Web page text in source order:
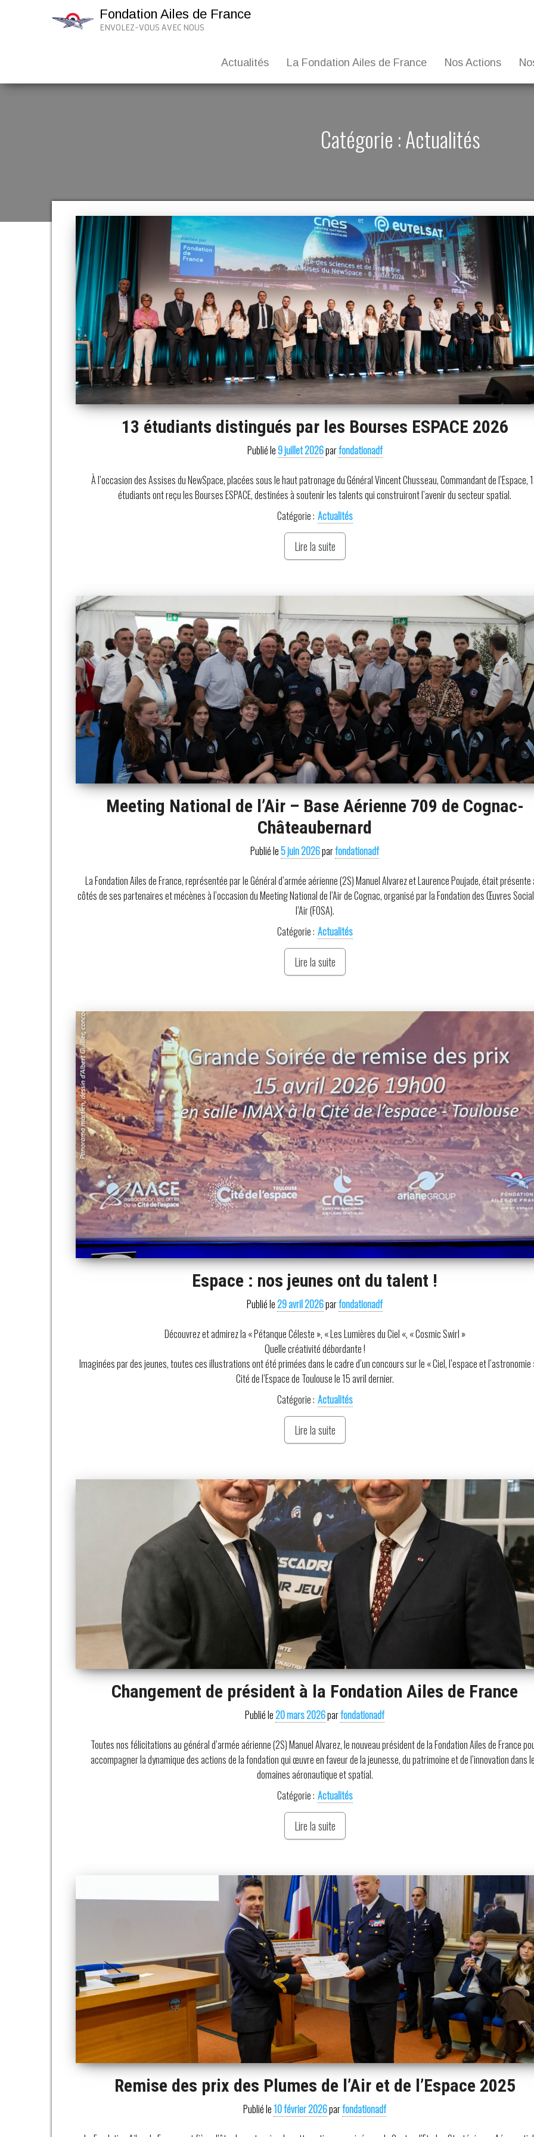
Fondation Ailes de France
ENVOLEZ-VOUS AVEC NOUS
Actualités La Fondation Ailes de France Nos Actions
Catégorie :Actualités
13 étudiants distingués par les Bourses ESPACE 2026
Publié le9 juillet 2026parfondationadf
À l’occasion des Assises du NewSpace, placées sous le haut patronage du Général Vincent Chusseau, Commandant de l’Espace,
étudiants ont reçu les Bourses ESPACE, destinées à soutenir les talents qui construiront l’avenir du secteur spatial.
Catégorie : Actualités
Lire la suite
Meeting National de l’Air – Base Aérienne 709 de Cognac-
Châteaubernard
Publié le5 juin 2026parfondationadf
La Fondation Ailes de France, représentée par le Général d’armée aérienne (2S) Manuel Alvarez et Laurence Poujade, était présente
côtés de ses partenaires et mécènes à l’occasion du Meeting National de l’Air de Cognac, organisé par la Fondation des Œuvres
l’Air (FOSA).
Catégorie : Actualités
Lire la suite
Espace : nos jeunes ont du talent !
Publié le29 avril 2026parfondationadf
Découvrez et admirez la « Pétanque Céleste », « Les Lumières du Ciel «, « Cosmic Swirl »
Quelle créativité débordante !
Imaginées par des jeunes, toutes ces illustrations ont été primées dans le cadre d’un concours sur le « Ciel, l’espace et l’astronomie
Cité de l’Espace de Toulouse le 15 avril dernier.
Catégorie : Actualités
Lire la suite
Changement de président à la Fondation Ailes de France
Publié le20 mars 2026parfondationadf
Toutes nos félicitations au général d’armée aérienne (2S) Manuel Alvarez, le nouveau président de la Fondation Ailes de France
accompagner la dynamique des actions de la fondation qui œuvre en faveur de la jeunesse, du patrimoine et de l’innovation dans
domaines aéronautique et spatial.
Catégorie : Actualités
Lire la suite
Remise des prix des Plumes de l’Air et de l’Espace 2025
Publié le10 février 2026parfondationadf